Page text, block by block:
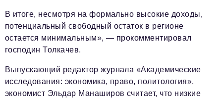
В итоге, несмотря на формально высокие доходы,
потенциальный свободный остаток в регионе
остается минимальным», — прокомментировал
господин Толкачев.
Выпускающий редактор журнала «Академические
исследования: экономика, право, политология»,
экономист Эльдар Манаширов считает, что низкие